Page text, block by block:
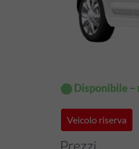
⬤ Disponibile –
Veicolo riserva